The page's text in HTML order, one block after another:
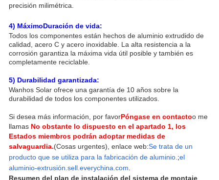
precisión milimétrica.
4) MáximoDuración de vida:
Todos los componentes están hechos de aluminio extrudido de
calidad, acero C y acero inoxidable. La alta resistencia a la
corrosión garantiza la máxima vida útil posible y también es
completamente reciclable.
5) Durabilidad garantizada:
Wanhos Solar ofrece una garantía de 10 años sobre la
durabilidad de todos los componentes utilizados.
Si desea más información, por favorPóngase en contactoo me
llamas No obstante lo dispuesto en el apartado 1, los
Estados miembros podrán adoptar medidas de
salvaguardia.(Cosas urgentes), enlace web:Se trata de un
producto que se utiliza para la fabricación de aluminio.;el
aluminio-extrusión.sell.everychina.com.
Resumen del plan de instalación del sistema de montaje